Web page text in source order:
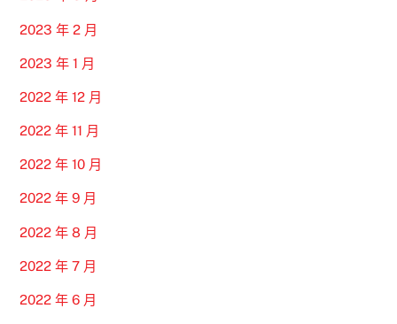
2023 年 2 月
2023 年 1 月
2022 年 12 月
2022 年 11 月
2022 年 10 月
2022 年 9 月
2022 年 8 月
2022 年 7 月
2022 年 6 月